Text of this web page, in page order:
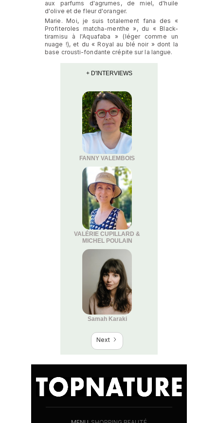
aux parfums d'agrumes, de miel, d'huile
d'olive et de fleur d'oranger.
Marie. Moi, je suis totalement fana des «
Profiteroles matcha-menthe », du « Black-
tiramisu à l'Aquafaba » (léger comme un
nuage !), et du « Royal au blé noir » dont la
base crousti-fondante crépite sur la langue.
+ D'INTERVIEWS
FANNY VALEMBOIS
VALÉRIE CUPILLARD &
MICHEL POULAIN
Samah Karaki
Next